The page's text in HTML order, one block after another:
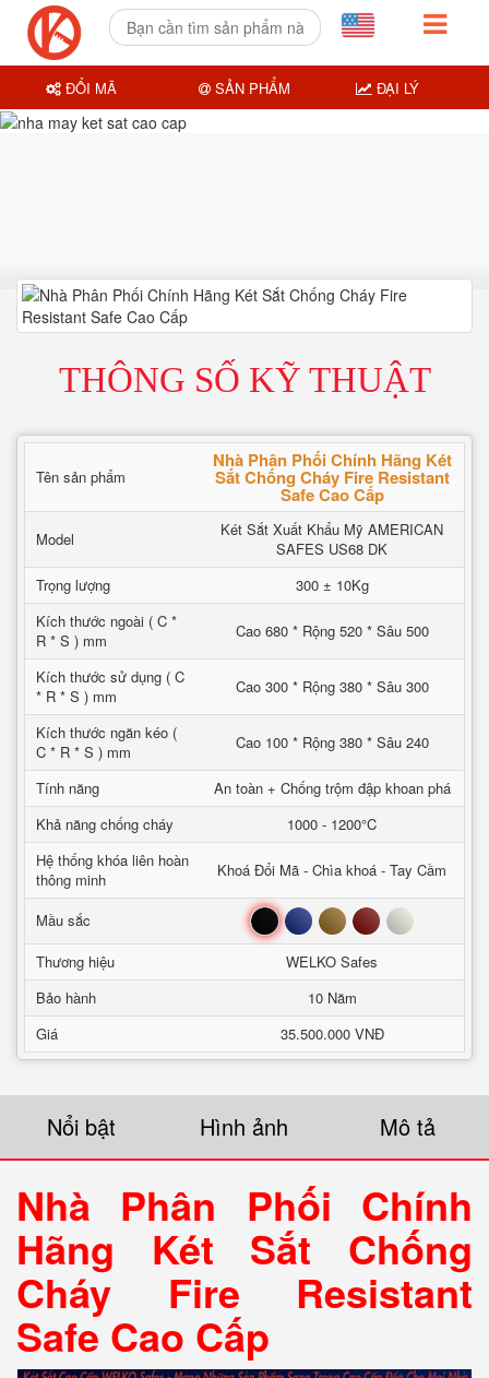
THÔNG SỐ KỸ THUẬT
Tên sản phẩm
Nhà Phân Phối Chính Hãng Két
Sắt Chống Cháy Fire Resistant
Safe Cao Cấp
Model
Két Sắt Xuất Khẩu Mỹ AMERICAN
SAFES US68 DK
Trọng lượng
300 ± 10Kg
Kích thước ngoài ( C *
R * S ) mm
Cao 680 * Rộng 520 * Sâu 500
Kích thước sử dụng ( C
* R * S ) mm
Cao 300 * Rộng 380 * Sâu 300
Kích thước ngăn kéo (
C * R * S ) mm
Cao 100 * Rộng 380 * Sâu 240
Tính năng
An toàn + Chống trộm đập khoan phá
Khả năng chống cháy
1000 - 1200°C
Hệ thống khóa liên hoàn
thông minh
Khoá Đổi Mã - Chìa khoá - Tay Cầm
Mầu sắc Đen Xanh Nâu Đỏ Trắng
Thương hiệu
WELKO Safes
Bảo hành
10 Năm
Giá
35.500.000 VNĐ
Nổi bật Hình ảnh Mô tả
Nhà Phân Phối Chính
Hãng Két Sắt Chống
Cháy Fire Resistant
Safe Cao Cấp
ĐỔI MÃ SẢN PHẨM ĐẠI LÝ